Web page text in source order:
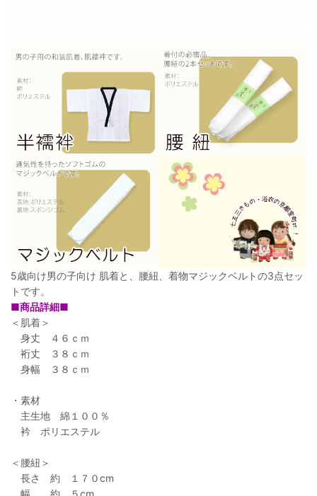
5歳向け男の子向け 肌着と、腰紐、着物マジックベルトの3点セッ
トです。
■商品詳細■
＜肌着＞
身丈 ４６ｃｍ
裄丈 ３８ｃｍ
身幅 ３８ｃｍ
・素材
主生地 綿１００％
衿 ポリエステル
＜腰紐＞
長さ 約 １７０cm
幅 約 ５cm